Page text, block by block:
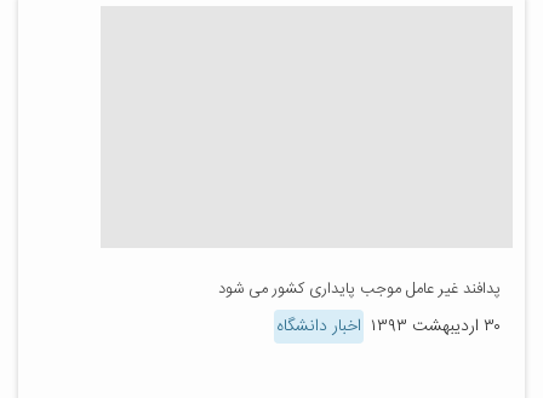
پدافند غیر عامل موجب پایداری کشور می شود
۳۰ اردیبهشت ۱۳۹۳ اخبار دانشگاه